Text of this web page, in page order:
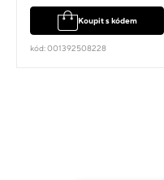
Koupit s kódem
kód: 001392508228